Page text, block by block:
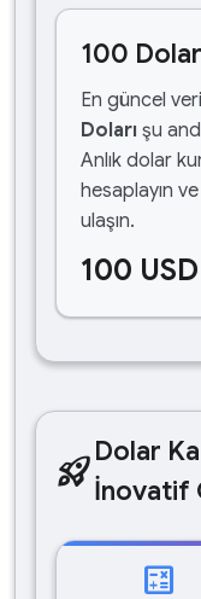
100
En güncel
Doları şu
Anlık dolar
hesaplayın
ulaşın.
100
rocket_launchDolar
İnovatif
calculate